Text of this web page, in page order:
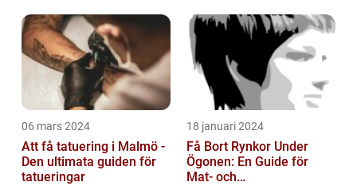
06 mars 2024
Att få tatuering i Malmö -
Den ultimata guiden för
tatueringar
18 januari 2024
Få Bort Rynkor Under
Ögonen: En Guide för
Mat- och